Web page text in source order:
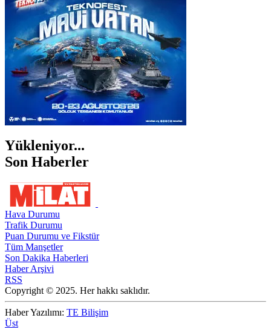
ŞIRNAK
Yükleniyor...
Son Haberler
Hava Durumu
Trafik Durumu
Puan Durumu ve Fikstür
Tüm Manşetler
Son Dakika Haberleri
Haber Arşivi
RSS
Copyright © 2025. Her hakkı saklıdır.
Haber Yazılımı: TE Bilişim
Üst